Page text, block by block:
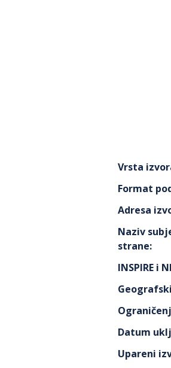
Vrsta
Format
Adresa
Naziv
strane:
INSPIRE i
Datum
Upareni